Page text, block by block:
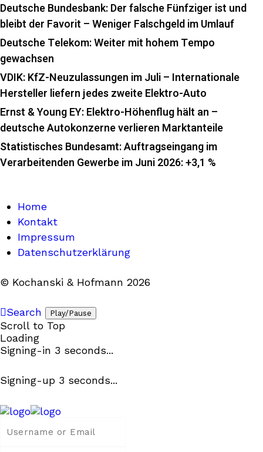
Deutsche Bundesbank: Der falsche Fünfziger ist und
bleibt der Favorit – Weniger Falschgeld im Umlauf
Deutsche Telekom: Weiter mit hohem Tempo
gewachsen
VDIK: KfZ-Neuzulassungen im Juli – Internationale
Hersteller liefern jedes zweite Elektro-Auto
Ernst & Young EY: Elektro-Höhenflug hält an –
deutsche Autokonzerne verlieren Marktanteile
Statistisches Bundesamt: Auftragseingang im
Verarbeitenden Gewerbe im Juni 2026: +3,1 %
Home
Kontakt
Impressum
Datenschutzerklärung
© Kochanski & Hofmann 2026
Search Play/Pause
Scroll to Top
Loading
Signing-in 3 seconds...
Signing-up 3 seconds...